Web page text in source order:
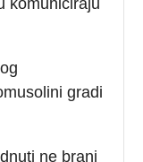
gradi
ne brani